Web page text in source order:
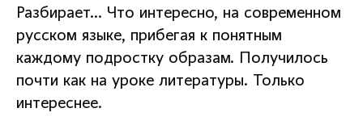
Разбирает… Что интересно, на современном
русском языке, прибегая к понятным
каждому подростку образам. Получилось
почти как на уроке литературы. Только
интереснее.